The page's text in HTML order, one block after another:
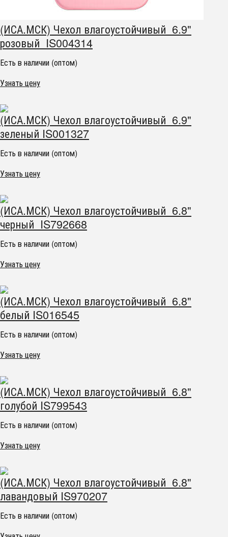
(ИСА.МСК) Чехол влагоустойчивый 6.9"
розовый IS004314
Есть в наличии (оптом)
Узнать цену
(ИСА.МСК) Чехол влагоустойчивый 6.9"
зеленый IS001327
Есть в наличии (оптом)
Узнать цену
(ИСА.МСК) Чехол влагоустойчивый 6.8"
черный IS792668
Есть в наличии (оптом)
Узнать цену
(ИСА.МСК) Чехол влагоустойчивый 6.8"
белый IS016545
Есть в наличии (оптом)
Узнать цену
(ИСА.МСК) Чехол влагоустойчивый 6.8"
голубой IS799543
Есть в наличии (оптом)
Узнать цену
(ИСА.МСК) Чехол влагоустойчивый 6.8"
лавандовый IS970207
Есть в наличии (оптом)